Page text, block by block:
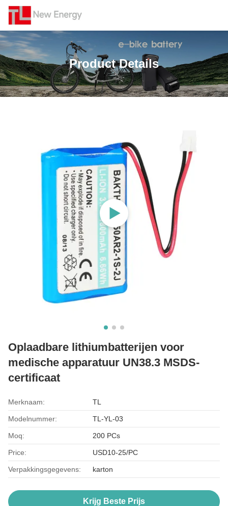
Product Details
Oplaadbare lithiumbatterijen voor
medische apparatuur UN38.3 MSDS-
certificaat
Merknaam: TL
Modelnummer: TL-YL-03
Moq: 200 PCs
Price: USD10-25/PC
Verpakkingsgegevens: karton
Krijg Beste Prijs